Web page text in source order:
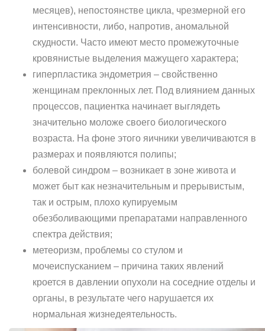
месяцев), непостоянстве цикла, чрезмерной его
интенсивности, либо, напротив, аномальной
скудности. Часто имеют место промежуточные
кровянистые выделения мажущего характера;
гиперпластика эндометрия – свойственно
женщинам преклонных лет. Под влиянием данных
процессов, пациентка начинает выглядеть
значительно моложе своего биологического
возраста. На фоне этого яичники увеличиваются в
размерах и появляются полипы;
болевой синдром – возникает в зоне живота и
может быт как незначительным и прерывистым,
так и острым, плохо купируемым
обезболивающими препаратами направленного
спектра действия;
метеоризм, проблемы со стулом и
мочеиспусканием – причина таких явлений
кроется в давлении опухоли на соседние отделы и
органы, в результате чего нарушается их
нормальная жизнедеятельность.